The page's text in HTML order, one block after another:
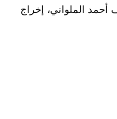
أحمد الملواني، إخراج